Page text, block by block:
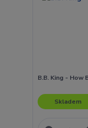
B.B. King - How
Skladem